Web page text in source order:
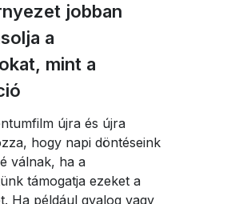
jobban
a
mint a
újra és újra
hogy napi döntéseink
válnak, ha a
támogatja ezeket a
Ha például gyalog vagy